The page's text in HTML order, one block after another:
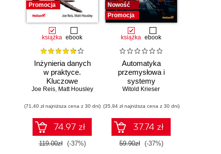
Promocja
książka ebook
Inżynieria danych
w praktyce.
Kluczowe
koncepcje i
technologie
Joe Reis, Matt Housley
(71,40 zł najniższa cena z 30 dni)
74.97 zł
119.00zł (-37%)
Nowość
Promocja
książka ebook
Automatyka
przemysłowa i
systemy
sterowania w
Witold Krieser
(35,94 zł najniższa cena z 30 dni)
37.74 zł
59.90zł (-37%)